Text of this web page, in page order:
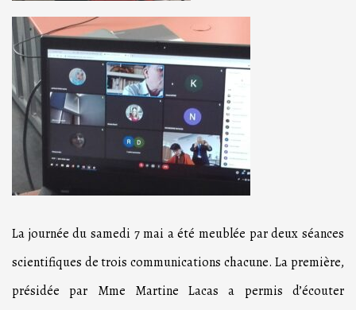
La journée du samedi 7 mai a été meublée par deux séances
scientifiques de trois communications chacune. La première,
présidée par Mme Martine Lacas a permis d’écouter